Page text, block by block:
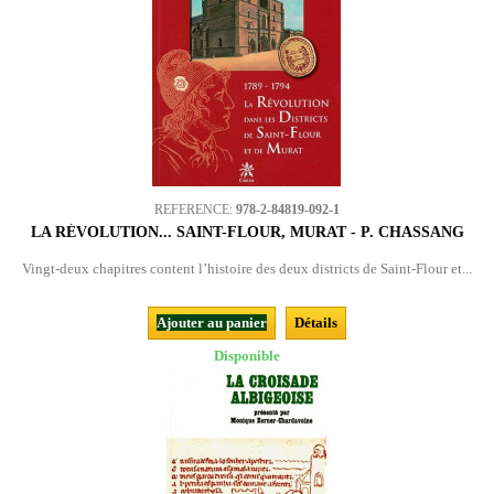
REFERENCE: 978-2-84819-092-1
LA RÉVOLUTION... SAINT-FLOUR, MURAT - P. CHASSANG
Vingt-deux chapitres content l’histoire des deux districts de Saint-Flour et...
Ajouter au panier
Détails
Disponible